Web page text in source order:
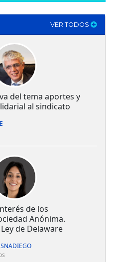
VER TODOS
del tema aportes y
al sindicato
de los
Anónima.
de Delaware